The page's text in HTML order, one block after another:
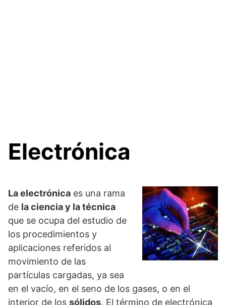
Electrónica
La electrónica es una rama
de la ciencia y la técnica
que se ocupa del estudio de
los procedimientos y
aplicaciones referidos al
movimiento de las
partículas cargadas, ya sea
en el vacío, en el seno de los gases, o en el
interior de los sólidos. El término de electrónica